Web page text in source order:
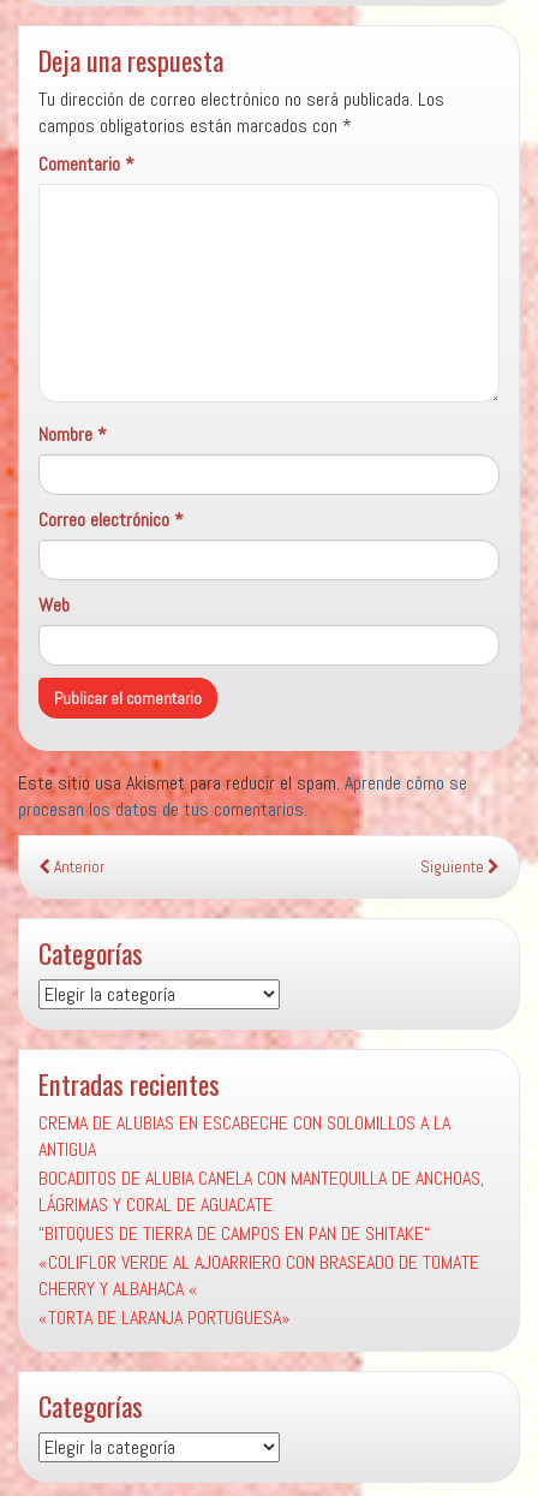
Deja una respuesta
Tu dirección de correo electrónico no será publicada. Los
campos obligatorios están marcados con *
Comentario*
Nombre *
Correo electrónico *
Web
Este sitio usa Akismet para reducir el spam. Aprende cómo se
procesan los datos de tus comentarios.
Anterior Siguiente
Categorías
Categorías
Entradas recientes
CREMA DE ALUBIAS EN ESCABECHE CON SOLOMILLOS A LA
ANTIGUA
BOCADITOS DE ALUBIA CANELA CON MANTEQUILLA DE ANCHOAS,
LÁGRIMAS Y CORAL DE AGUACATE
“BITOQUES DE TIERRA DE CAMPOS EN PAN DE SHITAKE“
«COLIFLOR VERDE AL AJOARRIERO CON BRASEADO DE TOMATE
CHERRY Y ALBAHACA «
«TORTA DE LARANJA PORTUGUESA»
Categorías
Categorías